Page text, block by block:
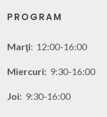
PROGRAM
Marţi: 12:00-16:00
Miercuri: 9:30-16:00
Joi: 9:30-16:00